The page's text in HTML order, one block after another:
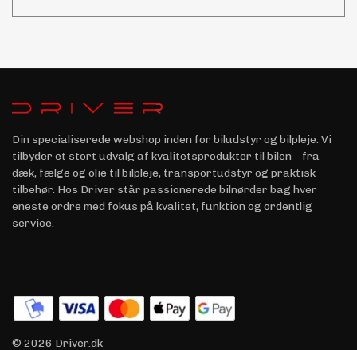
Din specialiserede webshop inden for biludstyr og bilpleje. Vi
tilbyder et stort udvalg af kvalitetsprodukter til bilen – fra
dæk, fælge og olie til bilpleje, transportudstyr og praktisk
tilbehør. Hos Driver står passionerede bilnørder bag hver
eneste ordre med fokus på kvalitet, funktion og ordentlig
service.
© 2026 Driver.dk